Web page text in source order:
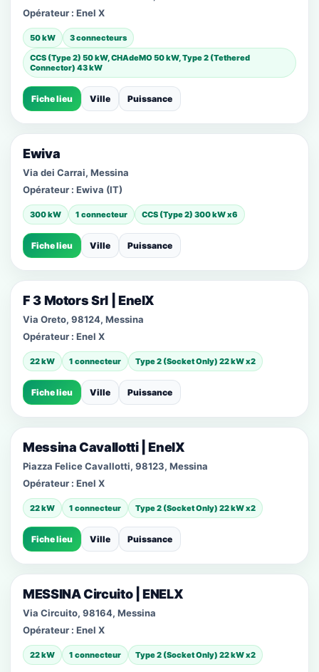
Opérateur : Enel X
50 kW
3 connecteurs
CCS (Type 2) 50 kW, CHAdeMO 50 kW, Type 2 (Tethered
Connector) 43 kW
Fiche lieu Ville Puissance
Ewiva
Via dei Carrai, Messina
Opérateur : Ewiva (IT)
300 kW 1 connecteur CCS (Type 2) 300 kW x6
Fiche lieu Ville Puissance
F 3 Motors Srl | EnelX
Via Oreto, 98124, Messina
Opérateur : Enel X
22 kW 1 connecteur Type 2 (Socket Only) 22 kW x2
Fiche lieu Ville Puissance
Messina Cavallotti | EnelX
Piazza Felice Cavallotti, 98123, Messina
Opérateur : Enel X
22 kW 1 connecteur Type 2 (Socket Only) 22 kW x2
Fiche lieu Ville Puissance
MESSINA Circuito | ENELX
Via Circuito, 98164, Messina
Opérateur : Enel X
22 kW 1 connecteur Type 2 (Socket Only) 22 kW x2